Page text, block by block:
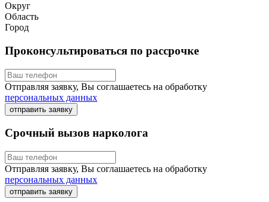
Округ
Область
Город
Проконсультироваться по рассрочке
Отправляя заявку, Вы соглашаетесь на обработку
персональных данных
отправить заявку
Срочный вызов нарколога
Отправляя заявку, Вы соглашаетесь на обработку
персональных данных
отправить заявку